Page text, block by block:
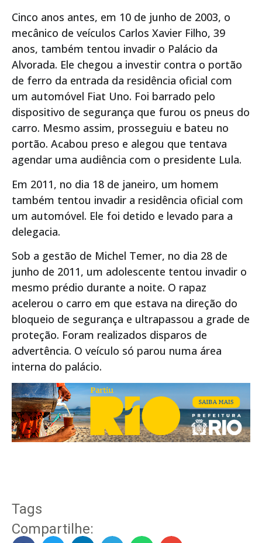
Cinco anos antes, em 10 de junho de 2003, o
mecânico de veículos Carlos Xavier Filho, 39
anos, também tentou invadir o Palácio da
Alvorada. Ele chegou a investir contra o portão
de ferro da entrada da residência oficial com
um automóvel Fiat Uno. Foi barrado pelo
dispositivo de segurança que furou os pneus do
carro. Mesmo assim, prosseguiu e bateu no
portão. Acabou preso e alegou que tentava
agendar uma audiência com o presidente Lula.
Em 2011, no dia 18 de janeiro, um homem
também tentou invadir a residência oficial com
um automóvel. Ele foi detido e levado para a
delegacia.
Sob a gestão de Michel Temer, no dia 28 de
junho de 2011, um adolescente tentou invadir o
mesmo prédio durante a noite. O rapaz
acelerou o carro em que estava na direção do
bloqueio de segurança e ultrapassou a grade de
proteção. Foram realizados disparos de
advertência. O veículo só parou numa área
interna do palácio.
Tags
Compartilhe: